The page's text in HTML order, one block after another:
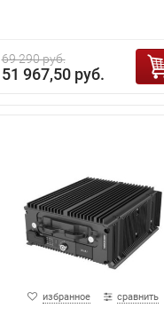
69 290 руб.
51 967,50 руб.
избранное сравнить